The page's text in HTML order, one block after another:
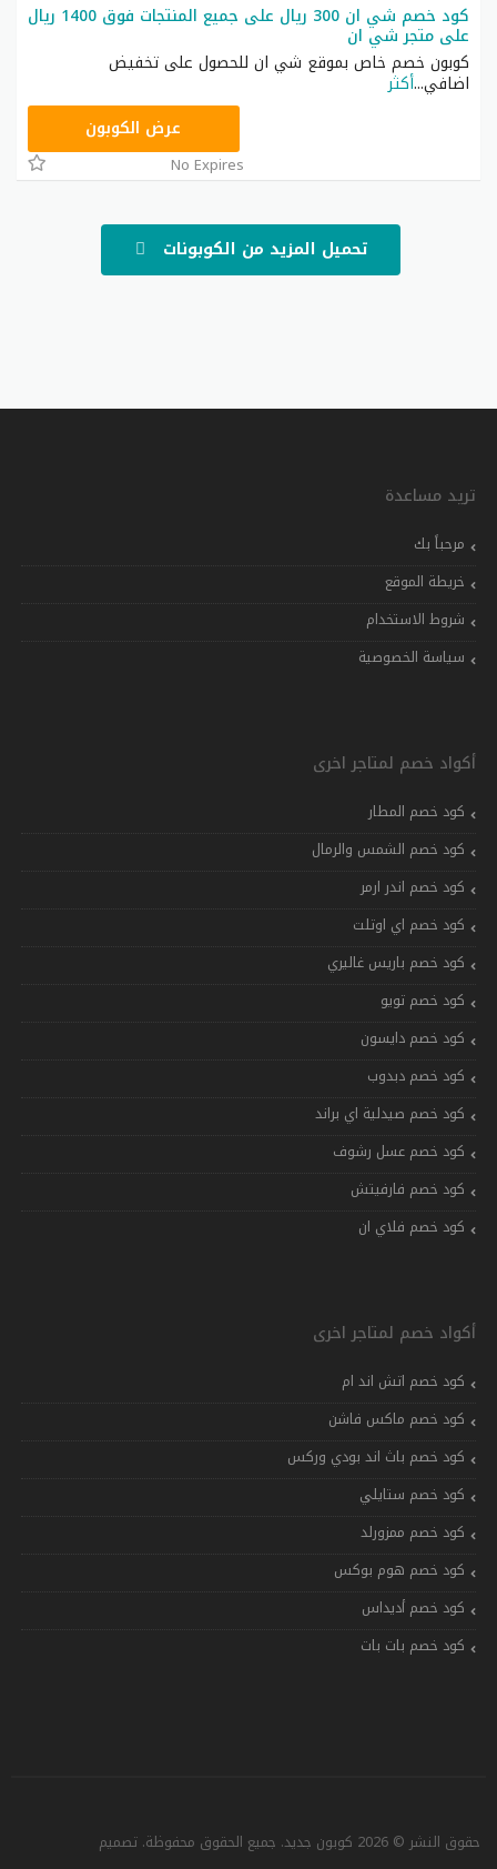
كود خصم شي ان 300 ريال على جميع المنتجات فوق 1400 ريال
على متجر شي ان
كوبون خصم خاص بموقع شي ان للحصول على تخفيض
اضافي...أكثر
عرض الكوبون
No Expires
تحميل المزيد من الكوبونات
تريد مساعدة
مرحباً بك
خريطة الموقع
شروط الاستخدام
سياسة الخصوصية
أكواد خصم لمتاجر اخرى
كود خصم المطار
كود خصم الشمس والرمال
كود خصم اندر ارمر
كود خصم اي اوتلت
كود خصم باريس غاليري
كود خصم تويو
كود خصم دايسون
كود خصم دبدوب
كود خصم صيدلية اي براند
كود خصم عسل رشوف
كود خصم فارفيتش
كود خصم فلاي ان
أكواد خصم لمتاجر اخرى
كود خصم اتش اند ام
كود خصم ماكس فاشن
كود خصم باث اند بودي وركس
كود خصم ستايلي
كود خصم ممزورلد
كود خصم هوم بوكس
كود خصم أديداس
كود خصم بات بات
حقوق النشر © 2026 كوبون جديد. جميع الحقوق محفوظة. تصميم